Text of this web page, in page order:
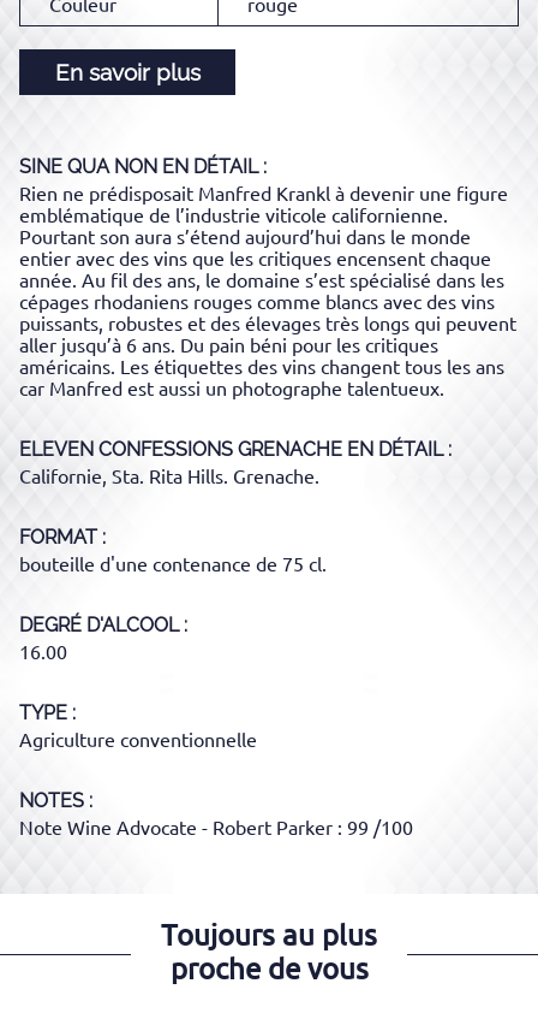
Couleur rouge
En savoir plus
SINE QUA NON EN DÉTAIL :
Rien ne prédisposait Manfred Krankl à devenir une figure
emblématique de l’industrie viticole californienne.
Pourtant son aura s’étend aujourd’hui dans le monde
entier avec des vins que les critiques encensent chaque
année. Au fil des ans, le domaine s’est spécialisé dans les
cépages rhodaniens rouges comme blancs avec des vins
puissants, robustes et des élevages très longs qui peuvent
aller jusqu’à 6 ans. Du pain béni pour les critiques
américains. Les étiquettes des vins changent tous les ans
car Manfred est aussi un photographe talentueux.
ELEVEN CONFESSIONS GRENACHE EN DÉTAIL :
Californie, Sta. Rita Hills. Grenache.
FORMAT
bouteille d'une contenance de 75 cl.
DEGRÉ D'ALCOOL
16.00
TYPE
Agriculture conventionnelle
NOTES :
Note Wine Advocate - Robert Parker : 99 /100
Toujours au plus
proche de vous